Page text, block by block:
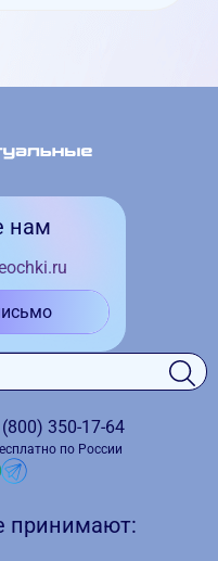
нам
350-17-64
по России
принимают: